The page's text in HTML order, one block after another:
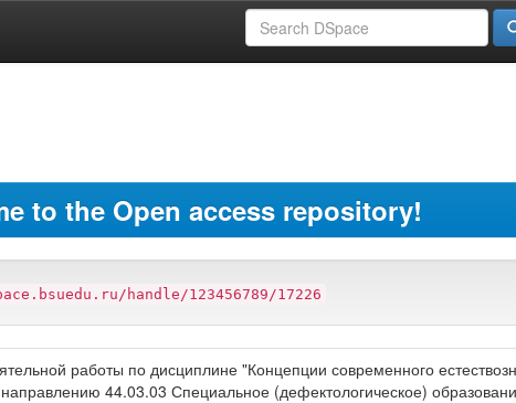
to the Open access repository!
handle/123456789/17226
работы по дисциплине "Концепции современного
44.03.03 Специальное (дефектологическое)